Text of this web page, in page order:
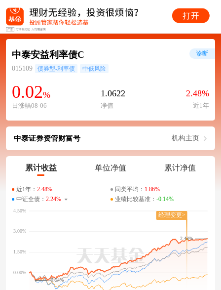
中泰安益利率债C
015109 债券型-利率债 中低风险
0.02%
日涨幅08-06
1.0622
净值
2.48%
近1年
诊断
中泰证券资管财富号 机构主页
累计收益 单位净值 累计净值
近1年： 2.48% 同类平均： 1.86%
中证全债： 2.24% 业绩比较基准： -0.14%
-0.54%
2.48%